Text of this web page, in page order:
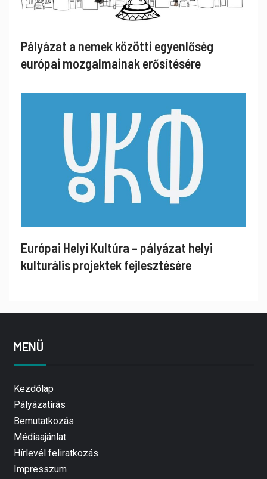
Pályázat a nemek közötti egyenlőség
európai mozgalmainak erősítésére
Európai Helyi Kultúra – pályázat helyi
kulturális projektek fejlesztésére
MENÜ
Kezdőlap
Pályázatírás
Bemutatkozás
Médiaajánlat
Hírlevél feliratkozás
Impresszum